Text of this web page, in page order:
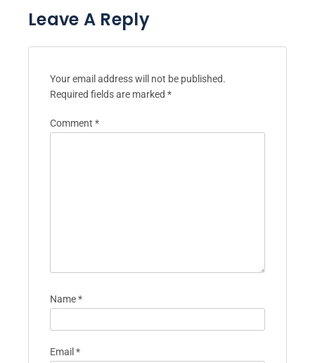
Leave A Reply
Your email address will not be published.
Required fields are marked *
Comment *
Name*
Email *